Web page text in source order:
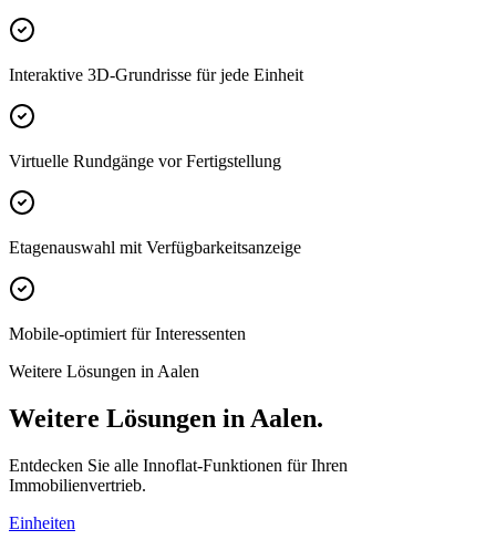
Interaktive 3D-Grundrisse für jede Einheit
Virtuelle Rundgänge vor Fertigstellung
Etagenauswahl mit Verfügbarkeitsanzeige
Mobile-optimiert für Interessenten
Weitere Lösungen in Aalen
Weitere Lösungen in Aalen.
Entdecken Sie alle Innoflat-Funktionen für Ihren
Immobilienvertrieb.
Einheiten